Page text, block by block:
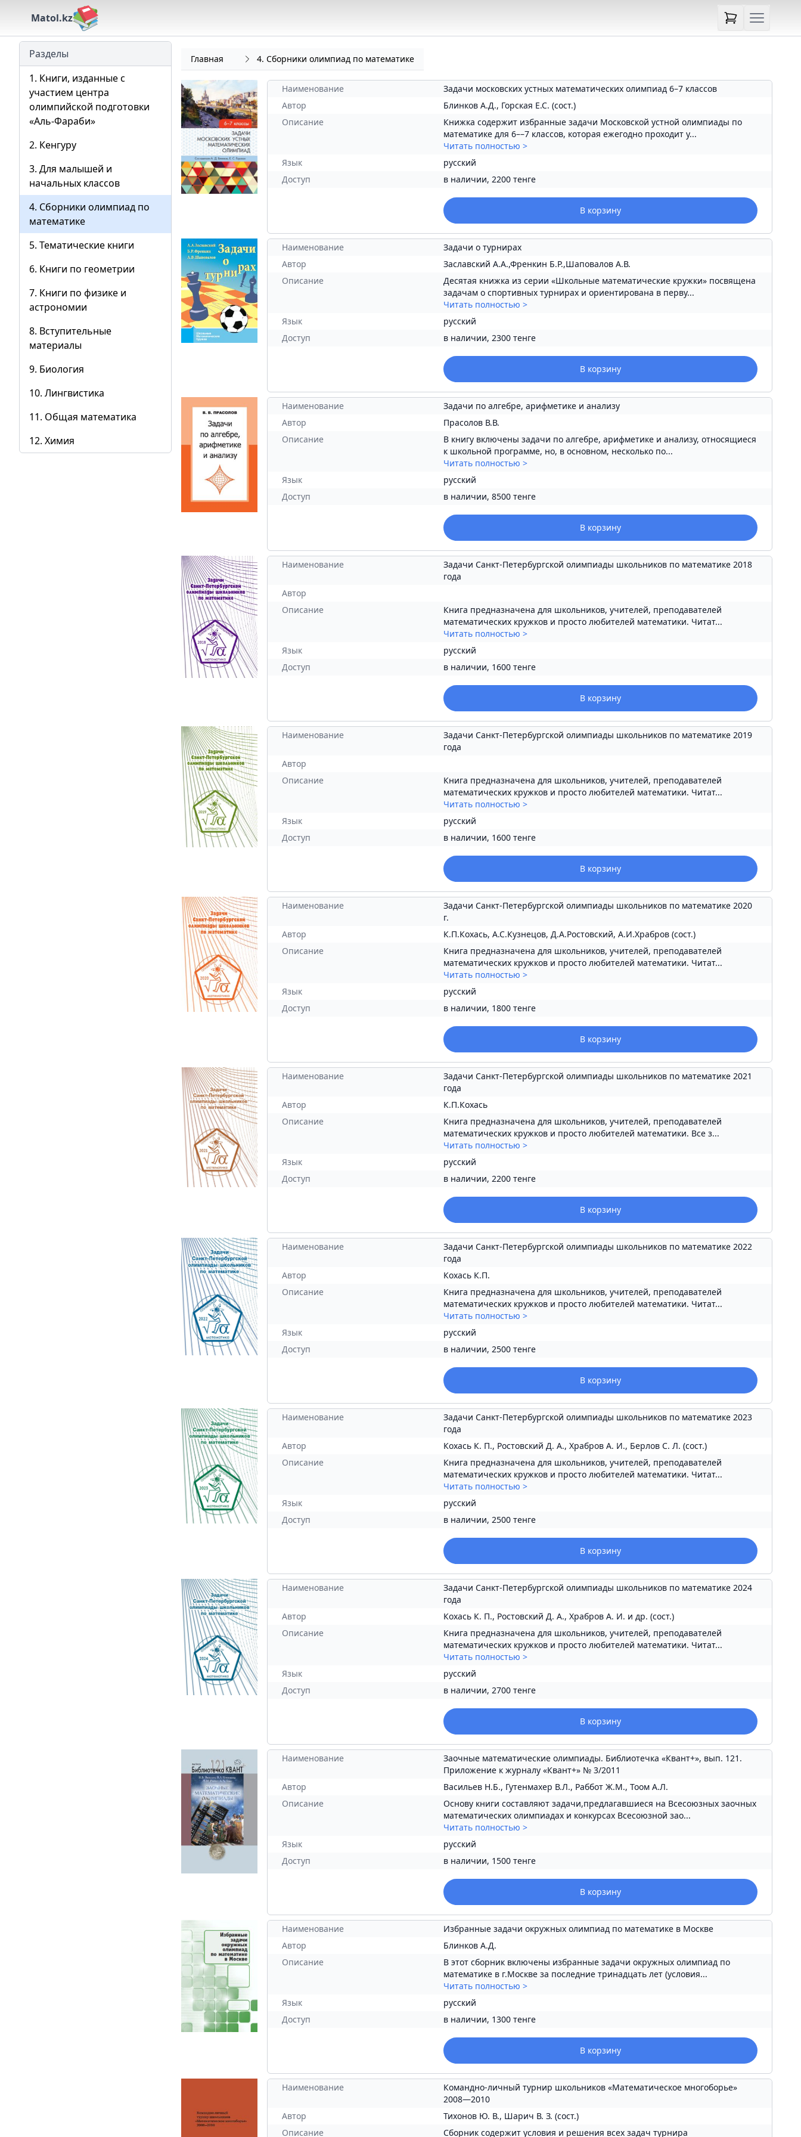
Matol.kz
Разделы
1. Книги, изданные с
участием центра
олимпийской подготовки
«Аль-Фараби»
2. Кенгуру
3. Для малышей и
начальных классов
4. Сборники олимпиад по
математике
5. Тематические книги
6. Книги по геометрии
7. Книги по физике и
астрономии
8. Вступительные
материалы
9. Биология
10. Лингвистика
11. Общая математика
12. Химия
Главная 4. Сборники олимпиад по математике
Наименование
Задачи московских устных математических олимпиад 6–7 классов
Автор
Блинков А.Д., Горская Е.С. (сост.)
Описание
Книжка содержит избранные задачи Московской устной олимпиады по
математике для 6––7 классов, которая ежегодно проходит у...
Читать полностью >
Язык
русский
Доступ
в наличии, 2200 тенге
В корзину
Наименование
Задачи о турнирах
Автор
Заславский А.А.,Френкин Б.Р.,Шаповалов А.В.
Описание
Десятая книжка из серии «Школьные математические кружки» посвящена
задачам о спортивных турнирах и ориентирована в перву...
Читать полностью >
Язык
русский
Доступ
в наличии, 2300 тенге
В корзину
Наименование
Задачи по алгебре, арифметике и анализу
Автор
Прасолов В.В.
Описание
В книгу включены задачи по алгебре, арифметике и анализу, относящиеся
к школьной программе, но, в основном, несколько по...
Читать полностью >
Язык
русский
Доступ
в наличии, 8500 тенге
В корзину
Наименование
Задачи Санкт-Петербургской олимпиады школьников по математике 2018
года
Автор
Описание
Книга предназначена для школьников, учителей, преподавателей
математических кружков и просто любителей математики. Читат...
Читать полностью >
Язык
русский
Доступ
в наличии, 1600 тенге
В корзину
Наименование
Задачи Санкт-Петербургской олимпиады школьников по математике 2019
года
Автор
Описание
Книга предназначена для школьников, учителей, преподавателей
математических кружков и просто любителей математики. Читат...
Читать полностью >
Язык
русский
Доступ
в наличии, 1600 тенге
В корзину
Наименование
Задачи Санкт-Петербургской олимпиады школьников по математике 2020
г.
Автор
К.П.Кохась, А.С.Кузнецов, Д.А.Ростовский, А.И.Храбров (сост.)
Описание
Книга предназначена для школьников, учителей, преподавателей
математических кружков и просто любителей математики. Читат...
Читать полностью >
Язык
русский
Доступ
в наличии, 1800 тенге
В корзину
Наименование
Задачи Санкт-Петербургской олимпиады школьников по математике 2021
года
Автор
К.П.Кохась
Описание
Книга предназначена для школьников, учителей, преподавателей
математических кружков и просто любителей математики. Все з...
Читать полностью >
Язык
русский
Доступ
в наличии, 2200 тенге
В корзину
Наименование
Задачи Санкт-Петербургской олимпиады школьников по математике 2022
года
Автор
Кохась К.П.
Описание
Книга предназначена для школьников, учителей, преподавателей
математических кружков и просто любителей математики. Читат...
Читать полностью >
Язык
русский
Доступ
в наличии, 2500 тенге
В корзину
Наименование
Задачи Санкт-Петербургской олимпиады школьников по математике 2023
года
Автор
Кохась К. П., Ростовский Д. А., Храбров А. И., Берлов С. Л. (сост.)
Описание
Книга предназначена для школьников, учителей, преподавателей
математических кружков и просто любителей математики. Читат...
Читать полностью >
Язык
русский
Доступ
в наличии, 2500 тенге
В корзину
Наименование
Задачи Санкт-Петербургской олимпиады школьников по математике 2024
года
Автор
Кохась К. П., Ростовский Д. А., Храбров А. И. и др. (сост.)
Описание
Книга предназначена для школьников, учителей, преподавателей
математических кружков и просто любителей математики. Читат...
Читать полностью >
Язык
русский
Доступ
в наличии, 2700 тенге
В корзину
Наименование
Заочные математические олимпиады. Библиотечка «Квант+», вып. 121.
Приложение к журналу «Квант+» № 3/2011
Автор
Васильев Н.Б., Гутенмахер В.Л., Раббот Ж.М., Тоом А.Л.
Описание
Основу книги составляют задачи,предлагавшиеся на Всесоюзных заочных
математических олимпиадах и конкурсах Всесоюзной зао...
Читать полностью >
Язык
русский
Доступ
в наличии, 1500 тенге
В корзину
Наименование
Избранные задачи окружных олимпиад по математике в Москве
Автор
Блинков А.Д.
Описание
В этот сборник включены избранные задачи окружных олимпиад по
математике в г.Москве за последние тринадцать лет (условия...
Читать полностью >
Язык
русский
Доступ
в наличии, 1300 тенге
В корзину
Наименование
Командно-личный турнир школьников «Математическое многоборье»
2008—2010
Автор
Тихонов Ю. В., Шарич В. З. (сост.)
Описание
Сборник содержит условия и решения всех задач турнира